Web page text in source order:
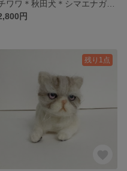
円
残り1点